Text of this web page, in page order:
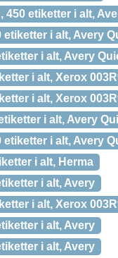
450 etiketter i alt,
etiketter i alt, Avery
i alt, Avery
i alt, Xerox
i alt, Xerox
i alt, Avery
etiketter i alt, Avery
i alt, Herma
i alt, Avery
i alt, Xerox
i alt, Avery
i alt, Avery